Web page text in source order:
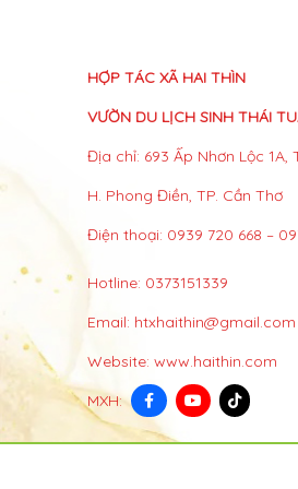
HỢP TÁC XÃ HAI THÌN
VƯỜN DU LỊCH SINH THÁI
Địa chỉ: 693 Ấp Nhơn Lộc 1A,
H. Phong Điền, TP. Cần Thơ
Điện thoại: 0939 720 668 –
Hotline: 0373151339
Email: htxhaithin@gmail.com
Website: www.haithin.com
MXH: